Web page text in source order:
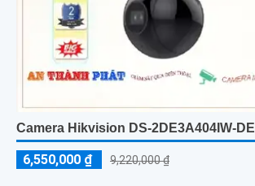
Camera Hikvision DS-2DE3A404IW-DE
6,550,000 ₫ 9,220,000 ₫